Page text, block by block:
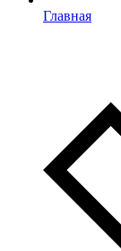
Главная